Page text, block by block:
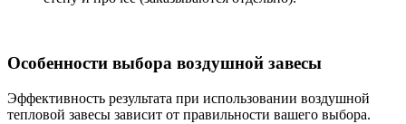
Особенности выбора воздушной завесы
Эффективность результата при использовании воздушной
тепловой завесы зависит от правильности вашего выбора.